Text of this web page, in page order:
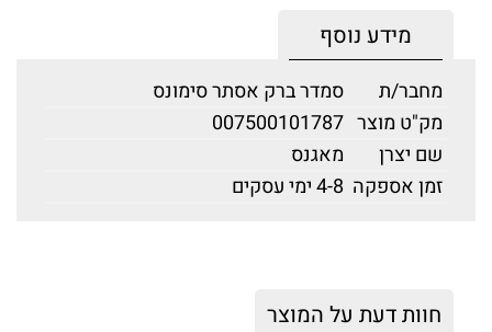
מידע נוסף
מחבר/ת
סמדר ברק אסתר סימונס
מק"ט מוצר 007500101787
שם יצרן
מאגנס
זמן אספקה 4-8 ימי עסקים
חוות דעת על המוצר